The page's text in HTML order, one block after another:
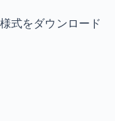
式をダウンロード